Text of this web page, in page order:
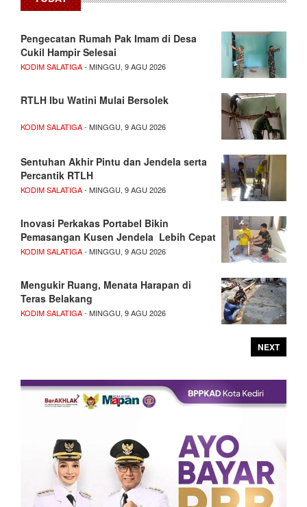
Pengecatan Rumah Pak Imam di Desa
Cukil Hampir Selesai
KODIM SALATIGA- MINGGU, 9 AGU 2026
RTLH Ibu Watini Mulai Bersolek
KODIM SALATIGA- MINGGU, 9 AGU 2026
Sentuhan Akhir Pintu dan Jendela serta
Percantik RTLH
KODIM SALATIGA- MINGGU, 9 AGU 2026
Inovasi Perkakas Portabel Bikin
Pemasangan Kusen Jendela Lebih Cepat
KODIM SALATIGA- MINGGU, 9 AGU 2026
Mengukir Ruang, Menata Harapan di
Teras Belakang
KODIM SALATIGA- MINGGU, 9 AGU 2026
NEXT